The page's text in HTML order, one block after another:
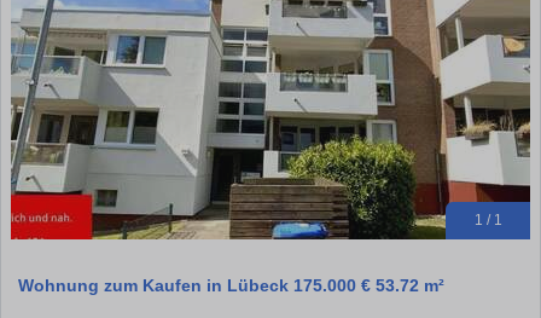
1 / 1
Wohnung zum Kaufen in Lübeck 175.000 € 53.72 m²